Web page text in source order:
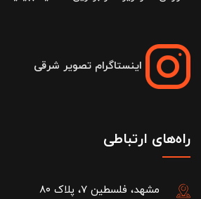
اینستاگرام تصویر شرقی
راه‌های ارتباطی
مشهد، فلسطین ۷، پلاک ۸۰